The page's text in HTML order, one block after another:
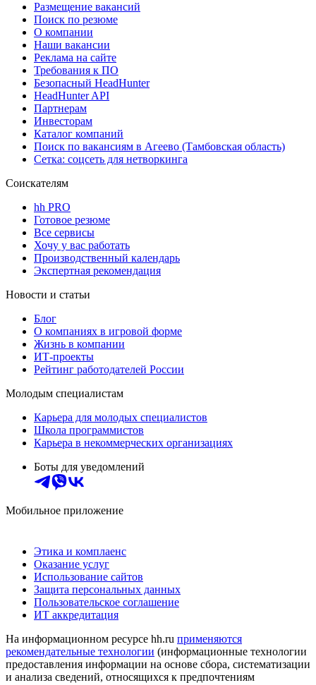
Размещение вакансий
Поиск по резюме
О компании
Наши вакансии
Реклама на сайте
Требования к ПО
Безопасный HeadHunter
HeadHunter API
Партнерам
Инвесторам
Каталог компаний
Поиск по вакансиям в Агеево (Тамбовская область)
Сетка: соцсеть для нетворкинга
Соискателям
hh PRO
Готовое резюме
Все сервисы
Хочу у вас работать
Производственный календарь
Экспертная рекомендация
Новости и статьи
Блог
О компаниях в игровой форме
Жизнь в компании
ИТ-проекты
Рейтинг работодателей России
Молодым специалистам
Карьера для молодых специалистов
Школа программистов
Карьера в некоммерческих организациях
Боты для уведомлений
Мобильное приложение
Этика и комплаенс
Оказание услуг
Использование сайтов
Защита персональных данных
Пользовательское соглашение
ИТ аккредитация
На информационном ресурсе hh.ru применяются
рекомендательные технологии (информационные технологии
предоставления информации на основе сбора, систематизации
и анализа сведений, относящихся к предпочтениям